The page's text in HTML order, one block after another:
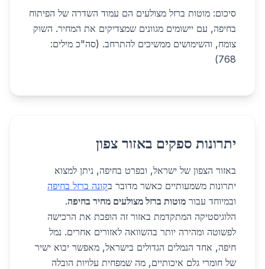
סיכום: מוטות ברזל מצולעים הם עמוד השדרה של הפיתוח
בחיפה, עם יישומים מגוונים שמצדיקים את המחיר. השוק
צומח, והשימושים ממשיכים להתרחב. (סה"כ מילים:
768)
יתרונות ספקים באזור צפון
באזור הצפון של ישראל, ובפרט בחיפה, ניתן למצוא
יתרונות משמעותיים כאשר מדובר בקונה ברזל בחיפה
ובמיוחד עבור מוטות ברזל מצולעים מחיר בחיפה.
הלוגיסטיקה המתקדמת באזור זה הופכת את הרכישה
לפשוטה ומהירה יותר בהשוואה לאזורים אחרים. נמל
חיפה, אחד הנמלים הגדולים בישראל, מאפשר יבוא ישיר
של חומרי גלם איכותיים, מה שמפחית עלויות הובלה